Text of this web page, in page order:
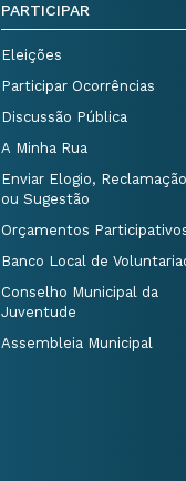
PARTICIPAR
Eleições
Participar Ocorrências
Discussão Pública
A Minha Rua
Enviar Elogio, Reclamação
ou Sugestão
Orçamentos
Banco Local de
Conselho Municipal da
Juventude
Assembleia Municipal